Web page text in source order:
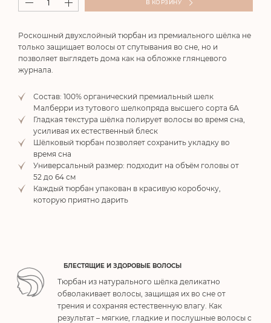
Роскошный двухслойный тюрбан из премиального шёлка не
только защищает волосы от спутывания во сне, но и
позволяет выглядеть дома как на обложке глянцевого
журнала.
Состав: 100% органический премиальный шелк
Малберри из тутового шелкопряда высшего сорта 6А
Гладкая текстура шёлка полирует волосы во время сна,
усиливая их естественный блеск
Шёлковый тюрбан позволяет сохранить укладку во
время сна
Универсальный размер: подходит на объём головы от
52 до 64 см
Каждый тюрбан упакован в красивую коробочку,
которую приятно дарить
В КОРЗИНУ
БЛЕСТЯЩИЕ И ЗДОРОВЫЕ ВОЛОСЫ
Тюрбан из натурального шёлка деликатно
обволакивает волосы, защищая их во сне от
трения и сохраняя естественную влагу. Как
результат – мягкие, гладкие и послушные волосы с